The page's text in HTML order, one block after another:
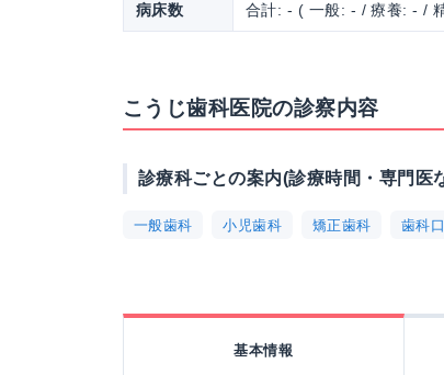
病床数 合計: - ( 一般: - / 療養: - /
こうじ歯科医院の診察内容
診療科ごとの案内(診療時間・専門医
一般歯科 小児歯科 矯正歯科 歯科
基本情報